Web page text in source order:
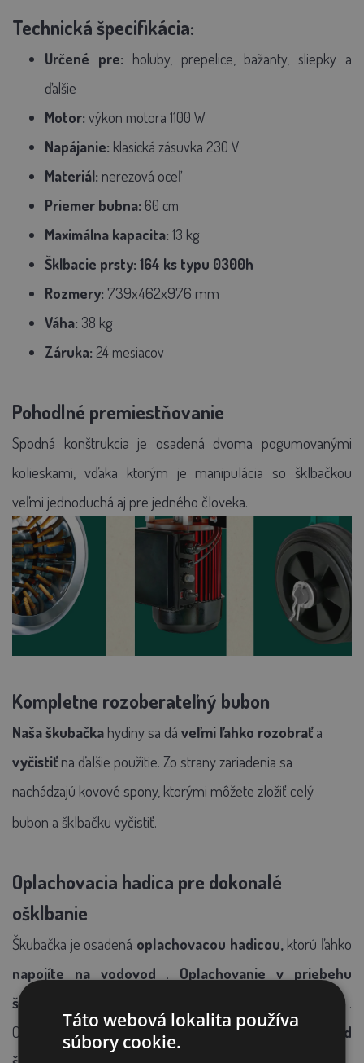
Technická špecifikácia:
Určené pre: holuby, prepelice, bažanty, sliepky a
ďalšie
Motor: výkon motora 1100 W
Napájanie: klasická zásuvka 230 V
Materiál: nerezová oceľ
Priemer bubna: 60 cm
Maximálna kapacita: 13 kg
Šklbacie prsty: 164 ks typu 0300h
Rozmery: 739x462x976 mm
Váha: 38 kg
Záruka: 24 mesiacov
Pohodlné premiestňovanie
Spodná konštrukcia je osadená dvoma pogumovanými
kolieskami, vďaka ktorým je manipulácia so šklbačkou
veľmi jednoduchá aj pre jedného človeka.
Kompletne rozoberateľný bubon
Naša škubačka hydiny sa dá veľmi ľahko rozobrať a
vyčistiť na ďalšie použitie. Zo strany zariadenia sa
nachádzajú kovové spony, ktorými môžete zložiť celý
bubon a šklbačku vyčistiť.
Oplachovacia hadica pre dokonalé
ošklbanie
Škubačka je osadená oplachovacou hadicou,ktorú ľahko
napojíte na vodovod . Oplachovanie v priebehu
šklbania prispieva k špičkovej kvalite šklbania
.
Ošklbané perie potom vypadáva do nádoby pod
Táto webová lokalita používa
súbory cookie.